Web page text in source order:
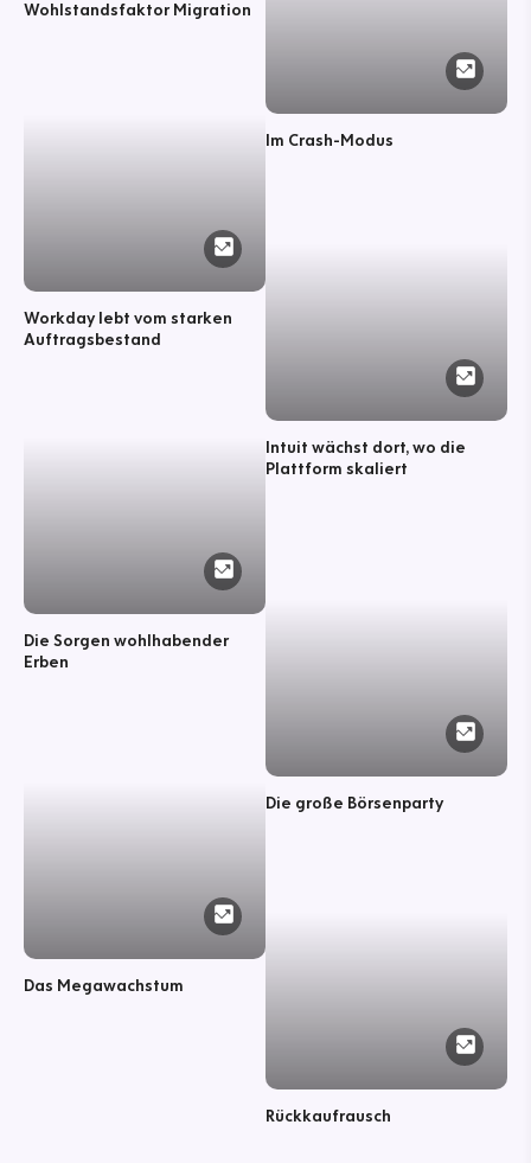
Wohlstandsfaktor Migration
Workday lebt vom starken
Auftragsbestand
Die Sorgen wohlhabender
Erben
Das Megawachstum
Im Crash-Modus
Intuit wächst dort, wo die
Plattform skaliert
Die große Börsenparty
Rückkaufrausch